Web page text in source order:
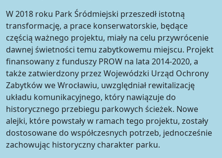
W 2018 roku Park Śródmiejski przeszedł istotną
transformację, a prace konserwatorskie, będące
częścią ważnego projektu, miały na celu przywrócenie
dawnej świetności temu zabytkowemu miejscu. Projekt
finansowany z funduszy PROW na lata 2014-2020, a
także zatwierdzony przez Wojewódzki Urząd Ochrony
Zabytków we Wrocławiu, uwzględniał rewitalizację
układu komunikacyjnego, który nawiązuje do
historycznego przebiegu parkowych ścieżek. Nowe
alejki, które powstały w ramach tego projektu, zostały
dostosowane do współczesnych potrzeb, jednocześnie
zachowując historyczny charakter parku.